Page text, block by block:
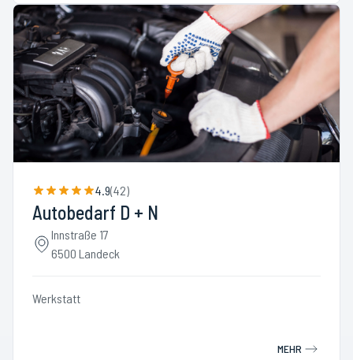
4.9(42)
Autobedarf D + N
Innstraße 17
6500 Landeck
Werkstatt
MEHR